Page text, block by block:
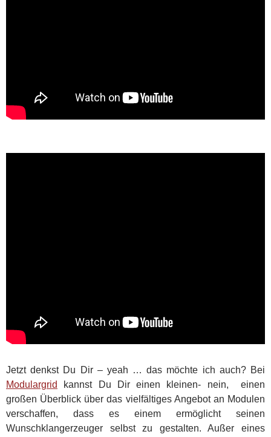
Jetzt denkst Du Dir – yeah … das möchte ich auch? Bei
Modulargrid
kannst Du Dir einen kleinen- nein, einen
großen Überblick über das vielfältiges Angebot an Modulen
verschaffen, dass es einem ermöglicht seinen
Wunschklangerzeuger selbst zu gestalten. Außer eines